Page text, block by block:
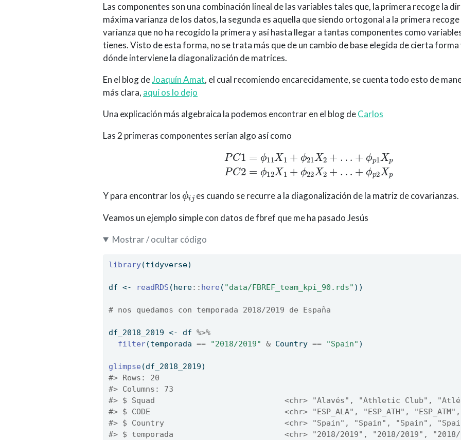
Las componentes son una combinación lineal de las variables tales que, la primera recoge la
máxima varianza de los datos, la segunda es aquella que siendo ortogonal a la primera recoge
varianza que no ha recogido la primera y así hasta llegar a tantas componentes como
tienes. Visto de esta forma, no se trata más que de un cambio de base elegida de cierta forma
dónde interviene la diagonalización de matrices.
En el blog deJoaquín Amat, el cual recomiendo encarecidamente, se cuenta todo esto de
más clara, aquí os lo dejo
Una explicación más algebraica la podemos encontrar en el blog deCarlos
Las 2 primeras componentes serían algo así como
ϕ21X … ϕp 1 p C2 = X 1+ 22
Y para encontrar los
ϕ
es cuando se recurre a la diagonalización de la matriz de covarianzas.
Veamos un ejemplo simple con datos de fbref que me ha pasado Jesús
Mostrar / ocultar código
library(tidyverse)
df <- readRDS (here:: here ( "data/FBREF_team_kpi_90.rds" ))
# nos quedamos con temporada 2018/2019 de España
df_2018_2019 <- df %>%
filter(temporada == "2018/2019" & Country == "Spain" )
glimpse (df_2018_2019)
#> Rows: 20
#> Columns: 73
#> $ Squad                            <chr> "Alavés", "Athletic Club",
#> $ CODE                             <chr> "ESP_ALA", "ESP_ATH", "ESP_ATM",
#> $ Country                          <chr> "Spain", "Spain", "Spain",
#> $ temporada                        <chr> "2018/2019", "2018/2019", "2018/